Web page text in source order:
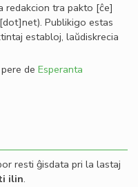
redakcion tra pakto [ĉe]
. Publikigo estas
establoj, laŭdiskrecia
de Esperanta
resti ĝisdata pri la lastaj
ilin.